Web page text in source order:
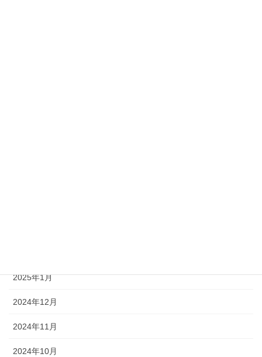
2025年1月
2024年12月
2024年11月
2024年10月